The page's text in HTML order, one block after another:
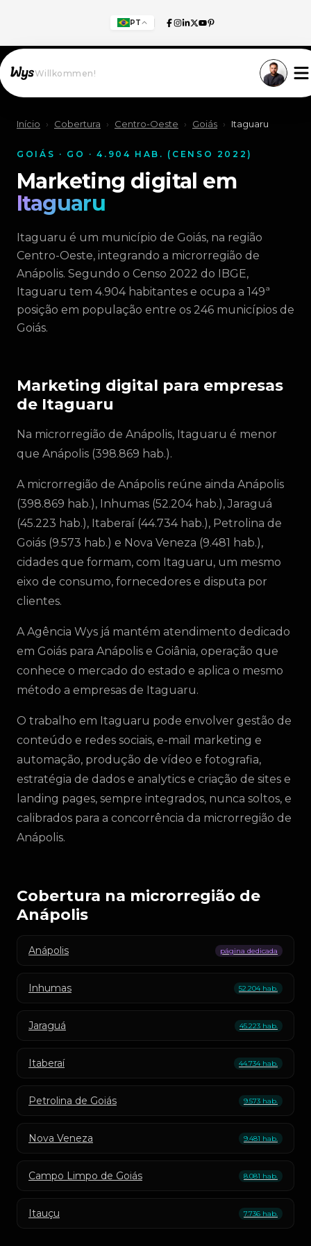
PT
Willkommen!
Início › Cobertura › Centro-Oeste › Goiás › Itaguaru
GOIÁS · GO · 4.904 HAB. (CENSO 2022)
Marketing digital em
Itaguaru
Itaguaru é um município de Goiás, na região
Centro-Oeste, integrando a microrregião de
Anápolis. Segundo o Censo 2022 do IBGE,
Itaguaru tem 4.904 habitantes e ocupa a 149ª
posição em população entre os 246 municípios de
Goiás.
Marketing digital para empresas
de Itaguaru
Na microrregião de Anápolis, Itaguaru é menor
que Anápolis (398.869 hab.).
A microrregião de Anápolis reúne ainda Anápolis
(398.869 hab.), Inhumas (52.204 hab.), Jaraguá
(45.223 hab.), Itaberaí (44.734 hab.), Petrolina de
Goiás (9.573 hab.) e Nova Veneza (9.481 hab.),
cidades que formam, com Itaguaru, um mesmo
eixo de consumo, fornecedores e disputa por
clientes.
A Agência Wys já mantém atendimento dedicado
em Goiás para Anápolis e Goiânia, operação que
conhece o mercado do estado e aplica o mesmo
método a empresas de Itaguaru.
O trabalho em Itaguaru pode envolver gestão de
conteúdo e redes sociais, e-mail marketing e
automação, produção de vídeo e fotografia,
estratégia de dados e analytics e criação de sites e
landing pages, sempre integrados, nunca soltos, e
calibrados para a concorrência da microrregião de
Anápolis.
Cobertura na microrregião de
Anápolis
Anápolis página dedicada
Inhumas 52.204 hab.
Jaraguá 45.223 hab.
Itaberaí 44.734 hab.
Petrolina de Goiás 9.573 hab.
Nova Veneza 9.481 hab.
Campo Limpo de Goiás 8.081 hab.
Itauçu 7.736 hab.